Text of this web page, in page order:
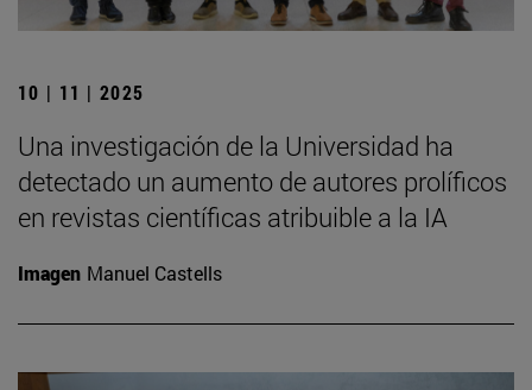
10 | 11 | 2025
Una investigación de la Universidad ha
detectado un aumento de autores prolíficos
en revistas científicas atribuible a la IA
Imagen Manuel Castells